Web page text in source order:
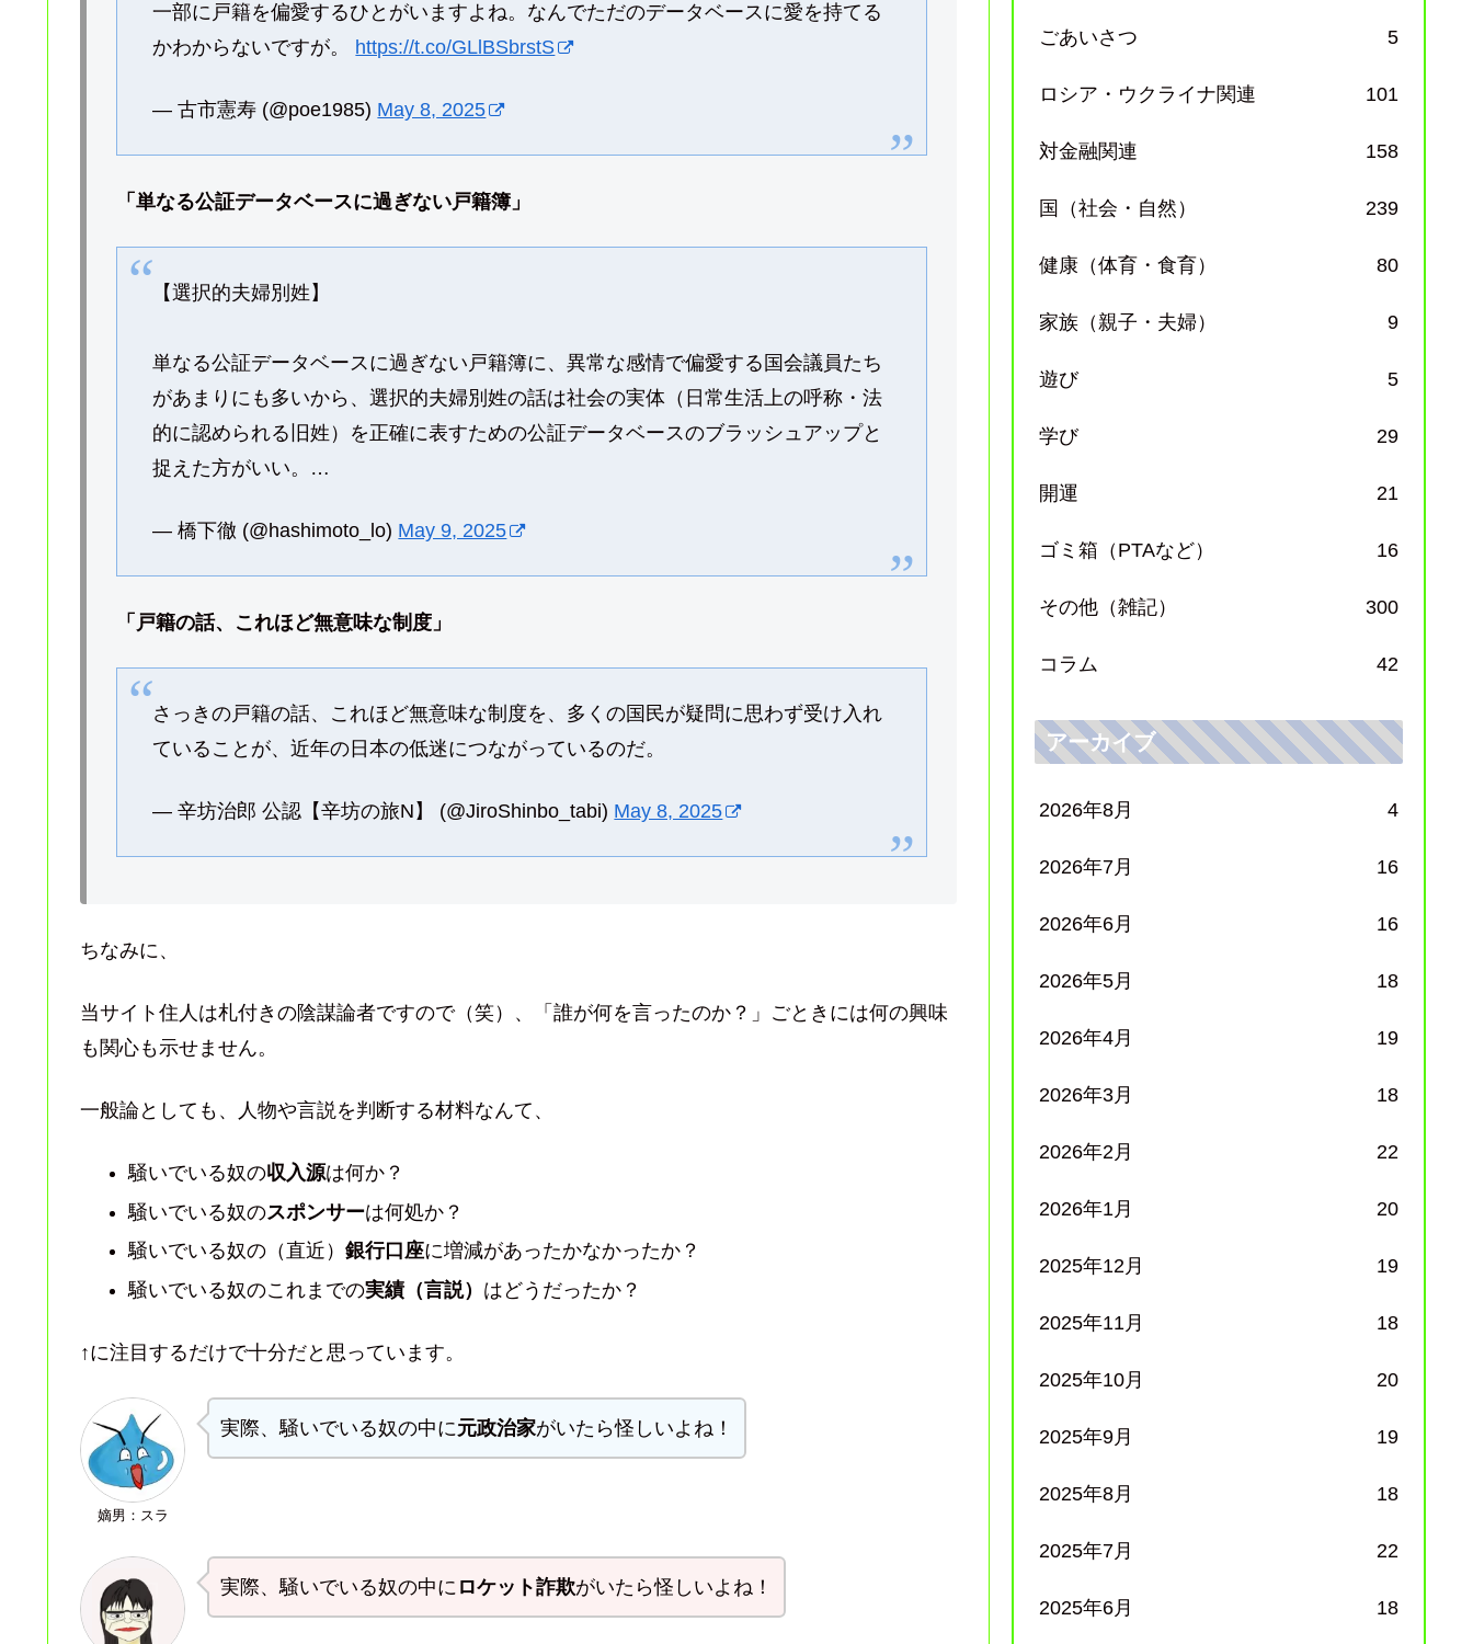
一部に戸籍を偏愛するひとがいますよね。なんでただのデータベースに愛を持てる
かわからないですが。 https://t.co/GLlBSbrstS
— 古市憲寿 (@poe1985) May 8, 2025
「単なる公証データベースに過ぎない戸籍簿」
【選択的夫婦別姓】
単なる公証データベースに過ぎない戸籍簿に、異常な感情で偏愛する国会議員たち
があまりにも多いから、選択的夫婦別姓の話は社会の実体（日常生活上の呼称・法
的に認められる旧姓）を正確に表すための公証データベースのブラッシュアップと
捉えた方がいい。…
— 橋下徹 (@hashimoto_lo) May 9, 2025
「戸籍の話、これほど無意味な制度」
さっきの戸籍の話、これほど無意味な制度を、多くの国民が疑問に思わず受け入れ
ていることが、近年の日本の低迷につながっているのだ。
— 辛坊治郎 公認【辛坊の旅N】 (@JiroShinbo_tabi) May 8, 2025
ちなみに、
当サイト住人は札付きの陰謀論者ですので（笑）、「誰が何を言ったのか？」ごときには何の興味
も関心も示せません。
一般論としても、人物や言説を判断する材料なんて、
騒いでいる奴の収入源は何か？
騒いでいる奴のスポンサーは何処か？
騒いでいる奴の（直近） 銀行口座に増減があったかなかったか？
騒いでいる奴のこれまでの実績（言説） はどうだったか？
↑に注目するだけで十分だと思っています。
嫡男：スラ
実際、騒いでいる奴の中に元政治家がいたら怪しいよね！
実際、騒いでいる奴の中に ロケット詐欺がいたら怪しいよね！
ごあいさつ 5
ロシア・ウクライナ関連 101
対金融関連 158
国（社会・自然） 239
健康（体育・食育） 80
家族（親子・夫婦） 9
遊び 5
学び 29
開運 21
ゴミ箱（PTAなど） 16
その他（雑記） 300
コラム 42
アーカイブ
2026年8月 4
2026年7月 16
2026年6月 16
2026年5月 18
2026年4月 19
2026年3月 18
2026年2月 22
2026年1月 20
2025年12月 19
2025年11月 18
2025年10月 20
2025年9月 19
2025年8月 18
2025年7月 22
2025年6月 18